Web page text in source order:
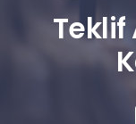
Teklif